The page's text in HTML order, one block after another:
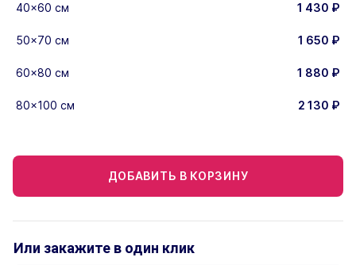
40×60 см 1 430 ₽
50×70 см 1 650 ₽
60×80 см 1 880 ₽
80×100 см 2 130 ₽
ДОБАВИТЬ В КОРЗИНУ
Или закажите в один клик